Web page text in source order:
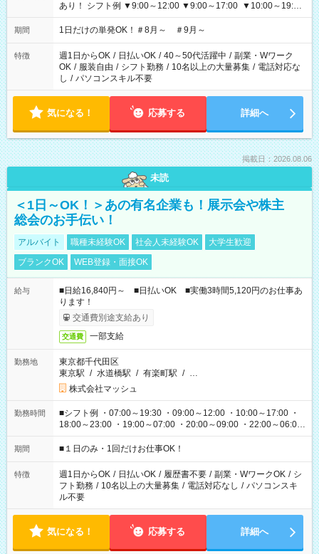
あり！ シフト例 ▼9:00～12:00 ▼9:00～17:00 ▼10:00～19:00
▼18:00～21:00
期間 1日だけの単発OK！＃8月～ ＃9月～
特徴 週1日からOK / 日払いOK / 40～50代活躍中 / 副業・Wワーク
OK / 服装自由 / シフト勤務 / 10名以上の大量募集 / 電話対応な
し / パソコンスキル不要
気になる！ 応募する 詳細へ
掲載日：2026.08.06
未読
＜1日～OK！＞あの有名企業も！展示会や株主
総会のお手伝い！
アルバイト 職種未経験OK 社会人未経験OK
大学生歓迎
ブランクOK
WEB登録・面接OK
給与
■日給16,840円～ ■日払いOK ■実働3時間5,120円のお仕事あ
ります！
交通費別途支給あり
交通費 一部支給
勤務地
東京都千代田区
東京駅 / 水道橋駅 / 有楽町駅 / …
株式会社マッシュ
勤務時間
■シフト例 ・07:00～19:30 ・09:00～12:00 ・10:00～17:00 ・
18:00～23:00 ・19:00～07:00 ・20:00～09:00 ・22:00～06:00
etc ★最短で3時間で5,120円のお仕事から 15時間で2万円近く稼
げるお仕事も！ ご希望のお時間に合わせてご紹介！ ※シフトは
ください！
期間 ■１日のみ・1回だけお仕事OK！
特徴 週1日からOK / 日払いOK / 履歴書不要 / 副業・WワークOK / シ
フト勤務 / 10名以上の大量募集 / 電話対応なし / パソコンスキ
ル不要
気になる！ 応募する 詳細へ